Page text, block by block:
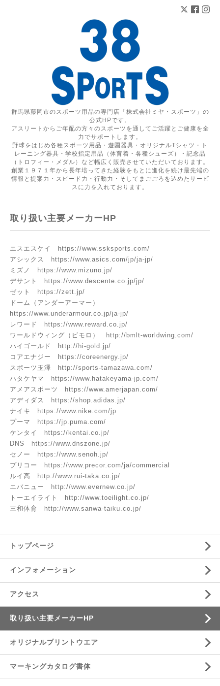
群馬県藤岡市のスポーツ用品の専門店「株式会社ミヤ・スポーツ」の
公式HPです。
アスリートからご年配の方々のスポーツを通してご活躍とご健康を全
力でサポートします。
野球をはじめ各種スポーツ用品・遊園器具・オリジナルTシャツ・ト
レーニング器具・学校指定用品（体育着・各種シューズ）・記念品
（トロフィー・メダル）など幅広く販売させていただいております。
創業１９７１年から長年培ってきた経験をもとに進化を続け最先端の
情報と提案力・スピード力・行動力・そしてまごごろを込めたサービ
スに力を入れております。
取り扱い主要メーカーHP
エスエスケイ
https://www.ssksports.com/
アシックス
https://www.asics.com/jp/ja-jp/
ミズノ
https://www.mizuno.jp/
デサント
https://www.descente.co.jp/jp/
ゼット
https://zett.jp/
ドーム（アンダーアーマー）
https://www.underarmour.co.jp/ja-jp/
レワード
https://www.reward.co.jp/
ワールドウィング（ビモロ）
http://bmlt-worldwing.com/
ハイゴールド
http://hi-gold.jp/
コアエナジー
https://coreenergy.jp/
スポーツ玉澤
http://sports-tamazawa.com/
ハタケヤマ
https://www.hatakeyama-jp.com/
アメアスポーツ
https://www.amerjapan.com/
アディダス
https://shop.adidas.jp/
ナイキ
https://www.nike.com/jp
プーマ
https://jp.puma.com/
ケンタイ
https://kentai.co.jp/
DNS
https://www.dnszone.jp/
セノー
https://www.senoh.jp/
プリコー
https://www.precor.com/ja/commercial
ルイ高
http://www.rui-taka.co.jp/
エバニュー
http://www.evernew.co.jp/
トーエイライト
http://www.toeilight.co.jp/
三和体育
http://www.sanwa-taiku.co.jp/
トップページ
インフォメーション
アクセス
取り扱い主要メーカーHP
オリジナルプリントウエア
マーキングカタログ書体